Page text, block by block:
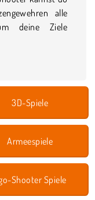
alle
deine Ziele
3D-Spiele
Armeespiele
Shooter Spiele